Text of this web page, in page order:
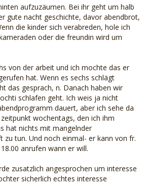
aufzuzäumen. Bei ihr geht um halb
gute nacht geschichte, davor abendbrot,
die kinder sich verabreden, hole ich
oder die freundin wird um
von der arbeit und ich mochte das er
hat. Wenn es sechs schlägt
das gesprach, n. Danach haben wir
schlafen geht. Ich weis ja nicht
dauert, aber ich sehe da
wochentags, den ich ihm
hat nichts mit mangelnder
tun. Und noch einmal- er kann von fr.
anrufen wann er will.
zusatzlich angesprochen um interesse
sicherlich echtes interesse